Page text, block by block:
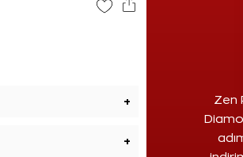
Zen
+
+